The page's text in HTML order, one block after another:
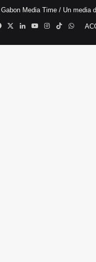
Gabon Media Time / Un media
Facebook
X LinkedinYouTubeInstagram
TikTok